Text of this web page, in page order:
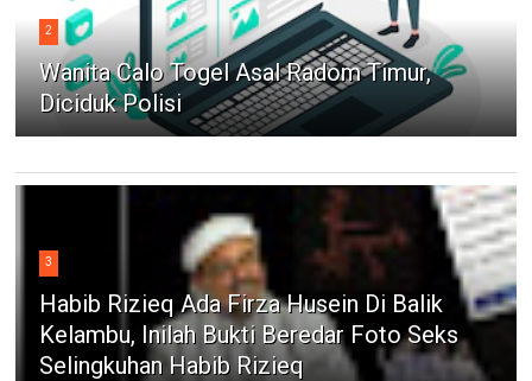
2
Wanita Calo Togel Asal Radom Timur,
Diciduk Polisi
3
Habib Rizieq Ada Firza Husein Di Balik
Kelambu, Inilah Bukti Beredar Foto Seks
Selingkuhan Habib Rizieq